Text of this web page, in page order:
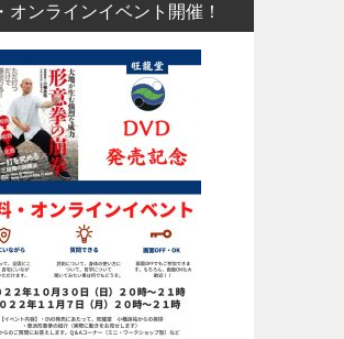
オンラインイベント開催！